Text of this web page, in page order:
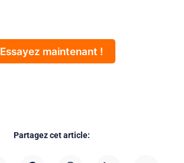
Essayez maintenant !
Partagez cet article: